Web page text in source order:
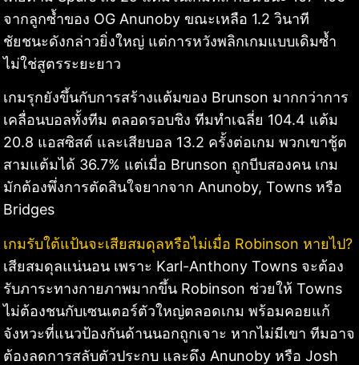
จากลูกซ้ำของ OG Anunoby ขณะเหลือ 1.2 วินาที
ชัยชนะดังกล่าวยิ่งใหญ่ แต่การหวังพลิกเกมแบบเดิมซ้ำ
ไม่ใช่สูตรระยะยาว
เกมรุกยังขึ้นกับการสร้างแต้มของ Brunson มากกว่าการ
เคลื่อนบอลทั้งทีม ตลอดรอบชิง ทีมทำเฉลี่ย 104.4 แต้ม
20.8 แอสซิสต์ และเสียบอล 13.2 ครั้งต่อเกม พวกเขาชู้ต
สามแต้มได้ 36.7% แต่เมื่อ Brunson ถูกบีบสองคน เกม
มักต้องพึ่งการตัดสินใจยากจาก Anunoby, Towns หรือ
Bridges
เกมรับใต้แป้นจะเสียสมดุลหรือไม่เมื่อ Robinson หายไป?
เสียสมดุลแน่นอน เพราะ Karl-Anthony Towns จะต้อง
รับภาระทางกายภาพมากขึ้น Robinson ช่วยให้ Towns
ไม่ต้องชนกับเซนเตอร์ตัวใหญ่ตลอดเกม พร้อมคอยแก้
จังหวะที่แนวป้องกันด้านนอกถูกเจาะ หากไม่มีเขา ทีมอาจ
ต้องลดการสลับตัวประกบ และดึง Anunoby หรือ Josh